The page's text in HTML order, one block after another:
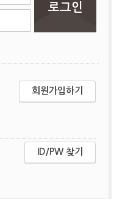
회원가입하기
ID/PW 찾기